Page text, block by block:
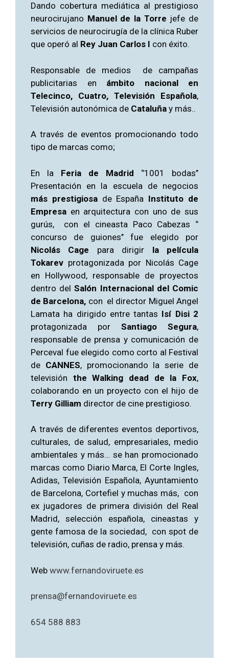
Dando cobertura mediática al prestigioso
neurocirujano Manuel de la Torre jefe de
servicios de neurocirugía de la clínica Ruber
que operó al Rey Juan Carlos I con éxito.
Responsable de medios de campañas
publicitarias en ámbito nacional en
Telecinco, Cuatro, Televisión Española,
Televisión autonómica de Cataluña y más..
A través de eventos promocionando todo
tipo de marcas como;
En la Feria de Madrid ‘’1001 bodas’’
Presentación en la escuela de negocios
más prestigiosa de España Instituto de
Empresa en arquitectura con uno de sus
gurús, con el cineasta Paco Cabezas ‘’
concurso de guiones’’ fue elegido por
Nicolás Cage para dirigir la película
Tokarev protagonizada por Nicolás Cage
en Hollywood, responsable de proyectos
dentro delSalón Internacional del Comic
de Barcelona, con el director Miguel Angel
Lamata ha dirigido entre tantas Isí Disi 2
protagonizada por Santiago Segura,
responsable de prensa y comunicación de
Perceval fue elegido como corto al Festival
de CANNES, promocionando la serie de
televisión the Walking dead de la Fox,
colaborando en un proyecto con el hijo de
Terry Gilliam director de cine prestigioso.
A través de diferentes eventos deportivos,
culturales, de salud, empresariales, medio
ambientales y más… se han promocionado
marcas como Diario Marca, El Corte Ingles,
Adidas, Televisión Española, Ayuntamiento
de Barcelona, Cortefiel y muchas más, con
ex jugadores de primera división del Real
Madrid, selección española, cineastas y
gente famosa de la sociedad, con spot de
televisión, cuñas de radio, prensa y más.
Web www.fernandoviruete.es
prensa@fernandoviruete.es
654 588 883